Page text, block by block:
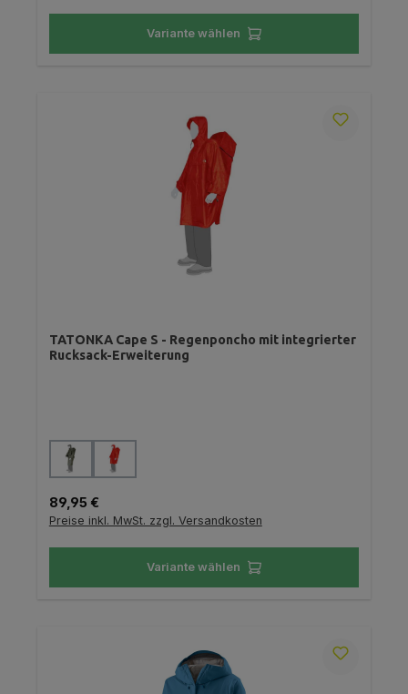
Variante wählen
TATONKA Cape S - Regenponcho mit integrierter
Rucksack-Erweiterung
Farbe auswählen
Regulärer Preis:
89,95 €
Preise inkl. MwSt. zzgl. Versandkosten
Variante wählen